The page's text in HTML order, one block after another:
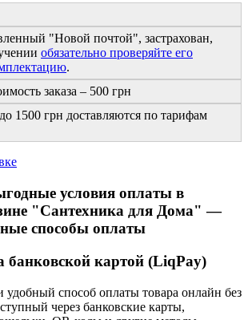
"Новой почтой", застрахован,
обязательно проверяйте его
.
заказа – 500 грн
1500 грн доставляются по тарифам
банковской картой (LiqPay)
удобный способ оплаты товара онлайн без
через банковские карты,